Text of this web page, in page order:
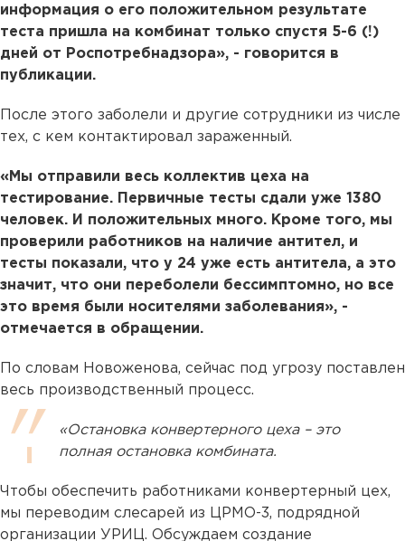
информация о его положительном результате
теста пришла на комбинат только спустя 5-6 (!)
дней от Роспотребнадзора», - говорится в
публикации.
После этого заболели и другие сотрудники из числе
тех, с кем контактировал зараженный.
«Мы отправили весь коллектив цеха на
тестирование. Первичные тесты сдали уже 1380
человек. И положительных много. Кроме того, мы
проверили работников на наличие антител, и
тесты показали, что у 24 уже есть антитела, а это
значит, что они переболели бессимптомно, но все
это время были носителями заболевания», -
отмечается в обращении.
По словам Новоженова, сейчас под угрозу поставлен
весь производственный процесс.
«Остановка конвертерного цеха – это
полная остановка комбината.
Чтобы обеспечить работниками конвертерный цех,
мы переводим слесарей из ЦРМО-3, подрядной
организации УРИЦ. Обсуждаем создание